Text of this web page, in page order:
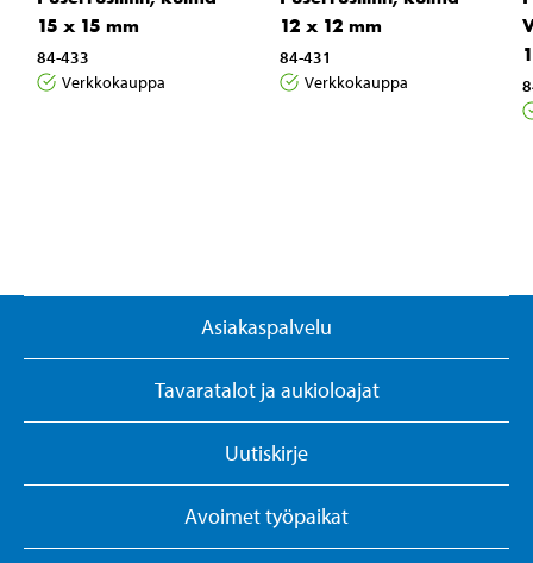
15 x 15 mm
84-433
Verkkokauppa
12 x 12 mm
84-431
Verkkokauppa
Asiakaspalvelu
Tavaratalot ja aukioloajat
Uutiskirje
Avoimet työpaikat